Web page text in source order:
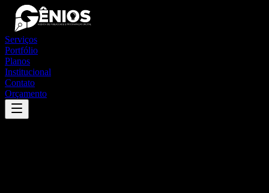
Serviços
Portfólio
Planos
Institucional
Contato
Orçamento